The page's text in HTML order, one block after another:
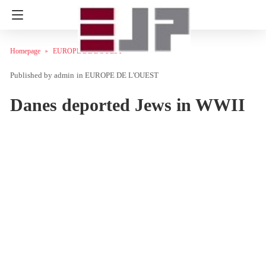
Homepage EUROPE DE L'OUEST
admin in EUROPE DE L'OUEST
Danes deported Jews in WWII